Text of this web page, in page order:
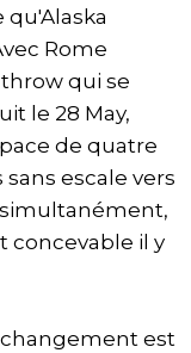
qu'Alaska
Rome
qui se
le 28 May,
de quatre
escale vers
concevable il y
changement est